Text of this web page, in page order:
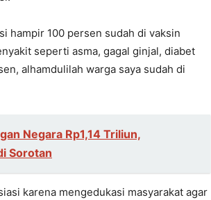
hampir 100 persen sudah di vaksin
seperti asma, gagal ginjal, diabet
alhamdulilah warga saya sudah di
Negara Rp1,14 Triliun,
Sorotan
karena mengedukasi masyarakat agar